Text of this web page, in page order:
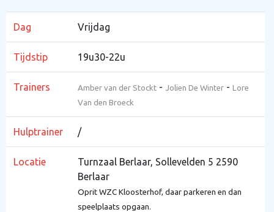
Dag Vrijdag
Tijdstip 19u30-22u
Trainers Amber van der Stockt - Jolien De Winter - Lore
Van den Broeck
Hulptrainer /
Locatie
Turnzaal Berlaar, Sollevelden 5 2590
Berlaar
Oprit WZC Kloosterhof, daar parkeren en dan
speelplaats opgaan.